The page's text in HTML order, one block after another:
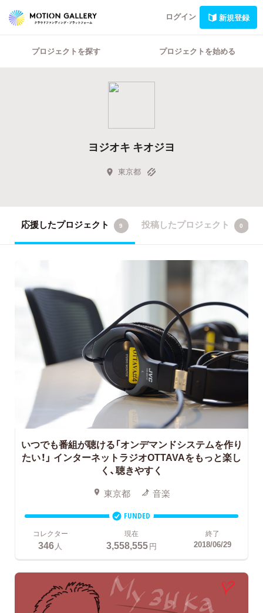
ログイン 新規登録
プロジェクトを探す プロジェクトを始める
ヨジオキ キオジヨ
東京都
応援したプロジェクト 9 投稿したプロジェクト 0
いつでも番組が聴ける「オンデマンドシステムを作り
たい！」 インターネットラジオOTTAVAをもっと楽し
く、聴きやすく
東京都 音楽
FUNDED
コレクター
346 人
現在
3,558,555円
終了
2018/06/29